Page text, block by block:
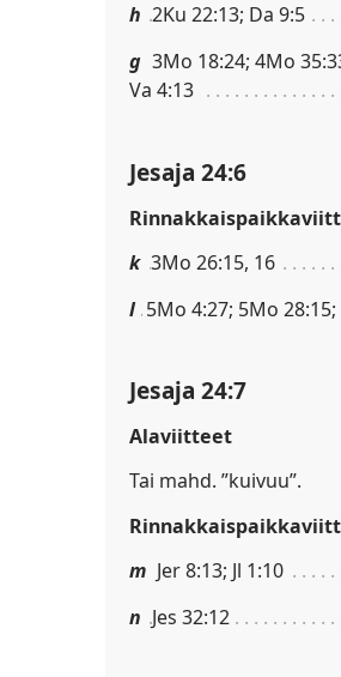
h 2Ku 22:13; Da 9:5
g 3Mo 18:24; 4Mo
Va 4:13
Jesaja 24:6
k 3Mo 26:15, 16
l 5Mo 4:27; 5Mo
Jesaja 24:7
Alaviitteet
Tai mahd. ”kuivuu”.
m Jer 8:13; Jl 1:10
n Jes 32:12